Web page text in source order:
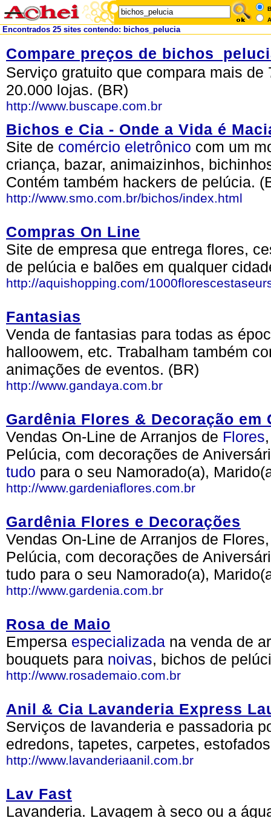
Encontrados 25 sites contendo: bichos_pelucia
Compare preços de
Serviço gratuito que compara mais
20.000 lojas. (BR)
http://www.buscape.com.br
Bichos e Cia - Onde a Vida é
Site de comércio eletrônico com um
criança, bazar, animaizinhos,
Contém também hackers de pelúcia.
http://www.smo.com.br/bichos/index.html
Compras On Line
Site de empresa que entrega flores,
de pelúcia e balões em qualquer
http://aquishopping.com/
Fantasias
Venda de fantasias para todas as
halloowem, etc. Trabalham também
animações de eventos. (BR)
http://www.gandaya.com.br
Gardênia Flores & Decoração em
Vendas On-Line de Arranjos de Flores
Pelúcia, com decorações de
tudo para o seu Namorado(a),
http://www.gardeniaflores.com.br
Gardênia Flores e Decorações
Vendas On-Line de Arranjos de
Pelúcia, com decorações de
tudo para o seu Namorado(a),
http://www.gardenia.com.br
Rosa de Maio
Empersa especializada na venda de
bouquets para noivas, bichos de
http://www.rosademaio.com.br
Anil & Cia Lavanderia Express
Serviços de lavanderia e passadoria
edredons, tapetes, carpetes,
http://www.lavanderiaanil.com.br
Lav Fast
Lavanderia. Lavagem à seco ou a